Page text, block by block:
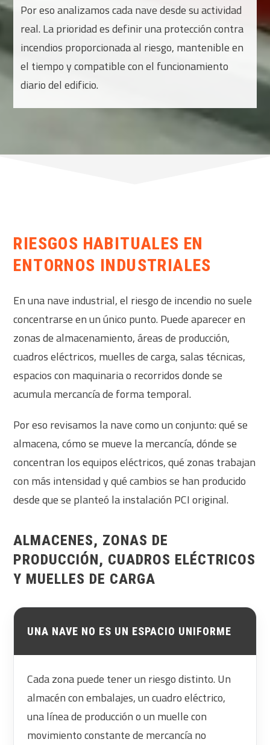
Por eso analizamos cada nave desde su actividad
real. La prioridad es definir una protección contra
incendios proporcionada al riesgo, mantenible en
el tiempo y compatible con el funcionamiento
diario del edificio.
RIESGOS HABITUALES EN
ENTORNOS INDUSTRIALES
En una nave industrial, el riesgo de incendio no suele
concentrarse en un único punto. Puede aparecer en
zonas de almacenamiento, áreas de producción,
cuadros eléctricos, muelles de carga, salas técnicas,
espacios con maquinaria o recorridos donde se
acumula mercancía de forma temporal.
Por eso revisamos la nave como un conjunto: qué se
almacena, cómo se mueve la mercancía, dónde se
concentran los equipos eléctricos, qué zonas trabajan
con más intensidad y qué cambios se han producido
desde que se planteó la instalación PCI original.
ALMACENES, ZONAS DE
PRODUCCIÓN, CUADROS ELÉCTRICOS
Y MUELLES DE CARGA
UNA NAVE NO ES UN ESPACIO UNIFORME
Cada zona puede tener un riesgo distinto. Un
almacén con embalajes, un cuadro eléctrico,
una línea de producción o un muelle con
movimiento constante de mercancía no